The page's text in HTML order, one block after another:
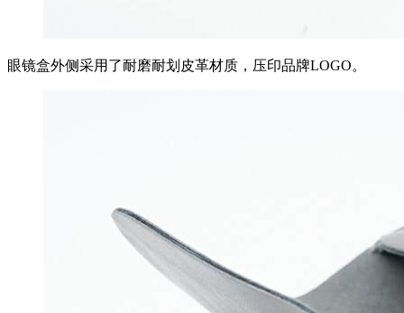
眼镜盒外侧采用了耐磨耐划皮革材质，压印品牌LOGO。